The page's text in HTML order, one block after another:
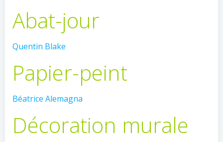
Abat-jour
Quentin Blake
Papier-peint
Béatrice Alemagna
Décoration murale